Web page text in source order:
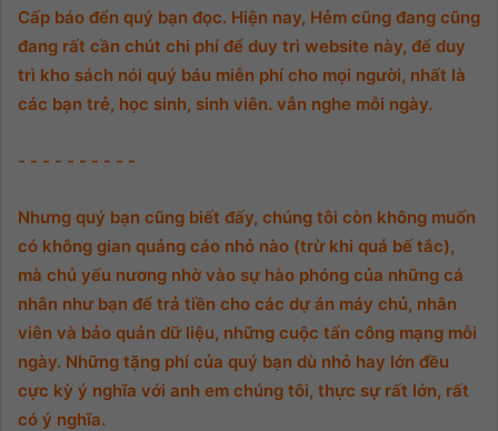
Cấp báo đển quý bạn đọc. Hiện nay, Hẻm cũng đang cũng
đang rất cần chút chi phí để duy trì website này, để duy
trì kho sách nói quý báu miễn phí cho mọi người, nhất là
các bạn trẻ, học sinh, sinh viên. vẫn nghe mỗi ngày.
- - - - - - - - - -
Nhưng quý bạn cũng biết đấy, chúng tôi còn không muốn
có không gian quảng cáo nhỏ nào (trừ khi quá bế tắc),
mà chủ yếu nương nhờ vào sự hào phóng của những cá
nhân như bạn để trả tiền cho các dự án máy chủ, nhân
viên và bảo quản dữ liệu, những cuộc tấn công mạng mỗi
ngày. Những tặng phí của quý bạn dù nhỏ hay lớn đều
cực kỳ ý nghĩa với anh em chúng tôi, thực sự rất lớn, rất
có ý nghĩa.